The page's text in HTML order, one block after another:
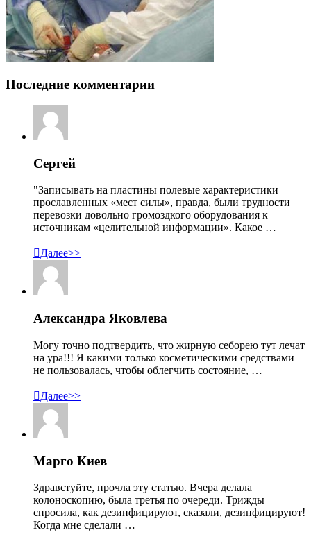
Последние комментарии
Сергей
"Записывать на пластины полевые характеристики
прославленных «мест силы», правда, были трудности
перевозки довольно громоздкого оборудования к
источникам «целительной информации». Какое …
Далее>>
Александра Яковлева
Могу точно подтвердить, что жирную себорею тут лечат
на ура!!! Я какими только косметическими средствами
не пользовалась, чтобы облегчить состояние, …
Далее>>
Марго Киев
Здравстуйте, прочла эту статью. Вчера делала
колоноскопию, была третья по очереди. Трижды
спросила, как дезинфицируют, сказали, дезинфицируют!
Когда мне сделали …